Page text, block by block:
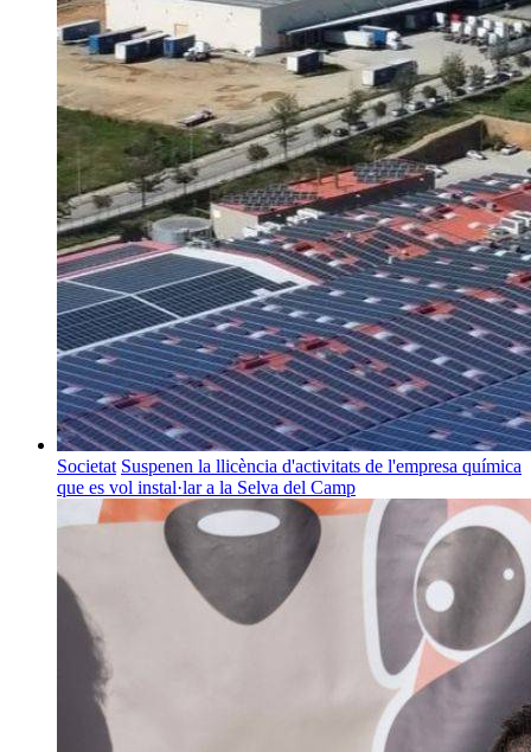
Societat Suspenen la llicència d'activitats de l'empresa química
que es vol instal·lar a la Selva del Camp